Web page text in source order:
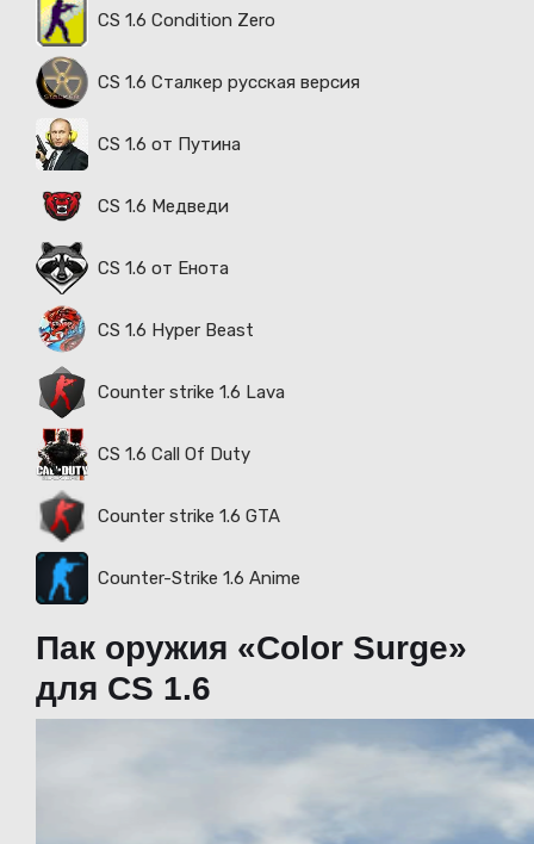
CS 1.6 Condition Zero
CS 1.6 Сталкер русская версия
CS 1.6 от Путина
CS 1.6 Медведи
CS 1.6 от Енота
CS 1.6 Hyper Beast
Counter strike 1.6 Lava
CS 1.6 Call Of Duty
Counter strike 1.6 GTA
Counter-Strike 1.6 Anime
Пак оружия «Color Surge»
для CS 1.6